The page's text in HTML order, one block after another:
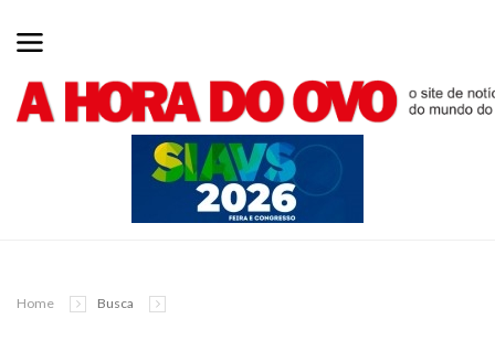
Home Busca